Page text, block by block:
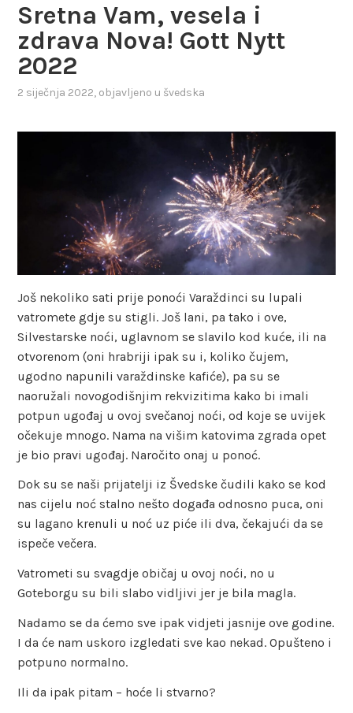
Sretna Vam, vesela i
zdrava Nova! Gott Nytt
2022
2 siječnja 2022, objavljeno u švedska
Još nekoliko sati prije ponoći Varaždinci su lupali
vatromete gdje su stigli. Još lani, pa tako i ove,
Silvestarske noći, uglavnom se slavilo kod kuće, ili na
otvorenom (oni hrabriji ipak su i, koliko čujem,
ugodno napunili varaždinske kafiće), pa su se
naoružali novogodišnjim rekvizitima kako bi imali
potpun ugođaj u ovoj svečanoj noći, od koje se uvijek
očekuje mnogo. Nama na višim katovima zgrada opet
je bio pravi ugođaj. Naročito onaj u ponoć.
Dok su se naši prijatelji iz Švedske čudili kako se kod
nas cijelu noć stalno nešto događa odnosno puca, oni
su lagano krenuli u noć uz piće ili dva, čekajući da se
ispeče večera.
Vatrometi su svagdje običaj u ovoj noći, no u
Goteborgu su bili slabo vidljivi jer je bila magla.
Nadamo se da ćemo sve ipak vidjeti jasnije ove godine.
I da će nam uskoro izgledati sve kao nekad. Opušteno i
potpuno normalno.
Ili da ipak pitam – hoće li stvarno?